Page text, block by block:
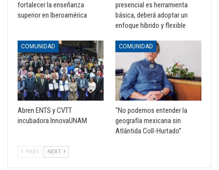
fortalecer la enseñanza
superior en Iberoamérica
presencial es herramienta
básica, deberá adoptar un
enfoque híbrido y flexible
COMUNIDAD
Abren ENTS y CVTT
incubadora InnovaUNAM
COMUNIDAD
“No podemos entender la
geografía mexicana sin
Atlántida Coll-Hurtado”
PREV NEXT